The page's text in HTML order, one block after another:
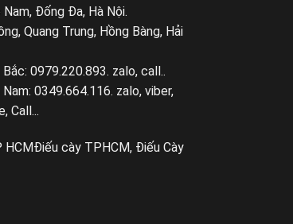
Nam, Đống Đa, Hà Nội.
Quang Trung, Hồng Bàng, Hải
0979.220.893. zalo, call..
0349.664.116. zalo, viber,
Call...
HCMĐiếu cày TPHCM, Điếu Cày